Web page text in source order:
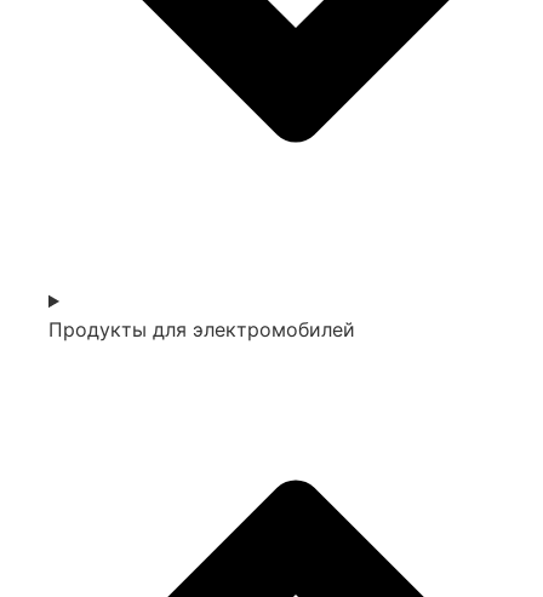
Продукты для электромобилей